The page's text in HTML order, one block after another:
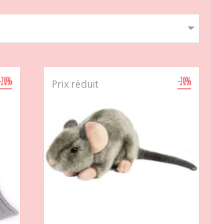

-20%
Prix réduit